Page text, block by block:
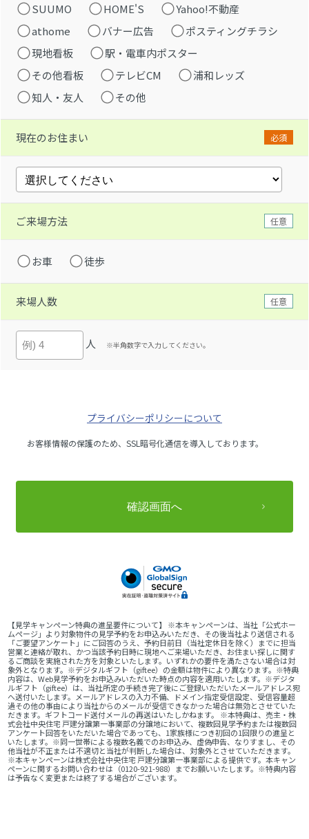
SUUMO
HOME'S
Yahoo!不動産
athome
バナー広告
ポスティングチラシ
現地看板
駅・電車内ポスター
その他看板
テレビCM
浦和レッズ
知人・友人
その他
現在のお住まい 必須
ご来場方法 任意
お車 徒歩
来場人数 任意
人 ※半角数字で入力してください。
プライバシーポリシーについて
お客様情報の保護のため、SSL暗号化通信を導入しております。
【見学キャンペーン特典の進呈要件について】 ※本キャンペーンは、当社「公式ホー
ムページ」より対象物件の見学予約をお申込みいただき、その後当社より送信される
「ご要望アンケート」にご回答のうえ、予約日前日（当社定休日を除く）までに担当
営業と連絡が取れ、かつ当該予約日時に現地へご来場いただき、お住まい探しに関す
るご商談を実施された方を対象といたします。いずれかの要件を満たさない場合は対
象外となります。※デジタルギフト（giftee）の金額は物件により異なります。※特典
内容は、Web見学予約をお申込みいただいた時点の内容を適用いたします。※デジタ
ルギフト（giftee）は、当社所定の手続き完了後にご登録いただいたメールアドレス宛
へ送付いたします。メールアドレスの入力不備、ドメイン指定受信設定、受信容量超
過その他の事由により当社からのメールが受信できなかった場合は無効とさせていた
だきます。ギフトコード送付メールの再送はいたしかねます。 ※本特典は、売主・株
式会社中央住宅 戸建分譲第一事業部の分譲地において、複数回見学予約または複数回
アンケート回答をいただいた場合であっても、1家族様につき初回の1回限りの進呈と
いたします。※同一世帯による複数名義でのお申込み、虚偽申告、なりすまし、その
他当社が不正または不適切と当社が判断した場合は、対象外とさせていただきます。
※本キャンペーンは株式会社中央住宅 戸建分譲第一事業部による提供です。本キャン
ペーンに関するお問い合わせは（0120-921-988）までお願いいたします。※特典内容
は予告なく変更または終了する場合がございます。